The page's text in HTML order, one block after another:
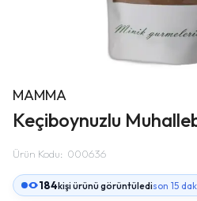
MAMMA
Keçiboynuzlu
Ürün Kodu: 000636
184kişi ürünü görüntüledison 15